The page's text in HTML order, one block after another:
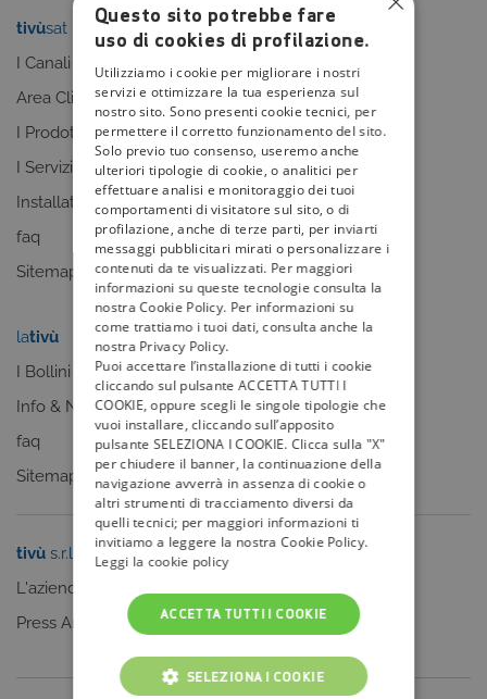
tivùsat
I Canali
Area Clienti
I Prodotti
I Servizi
Installatori
faq
Sitemap
tivùla guida
I programmi
I canali
La Guida +
faq
Sitemap
lativù
I Bollini
Info & News
faq
Sitemap
mytivù
tivù s.r.l.
L'azienda
Press Area
Sei un editore?
Questo sito potrebbe fare
uso di cookies di profilazione.
Utilizziamo i cookie per migliorare i nostri
servizi e ottimizzare la tua esperienza sul
nostro sito. Sono presenti cookie tecnici, per
permettere il corretto funzionamento del sito.
Solo previo tuo consenso, useremo anche
ulteriori tipologie di cookie, o analitici per
effettuare analisi e monitoraggio dei tuoi
comportamenti di visitatore sul sito, o di
profilazione, anche di terze parti, per inviarti
messaggi pubblicitari mirati o personalizzare i
contenuti da te visualizzati. Per maggiori
informazioni su queste tecnologie consulta la
nostra Cookie Policy. Per informazioni su
come trattiamo i tuoi dati, consulta anche la
nostra Privacy Policy.
Puoi accettare l’installazione di tutti i cookie
cliccando sul pulsante ACCETTA TUTTI I
COOKIE, oppure scegli le singole tipologie che
vuoi installare, cliccando sull’apposito
pulsante SELEZIONA I COOKIE. Clicca sulla "X"
per chiudere il banner, la continuazione della
navigazione avverrà in assenza di cookie o
altri strumenti di tracciamento diversi da
quelli tecnici; per maggiori informazioni ti
invitiamo a leggere la nostra Cookie Policy.
Leggi la cookie policy
ACCETTA TUTTI I COOKIE
SELEZIONA I COOKIE